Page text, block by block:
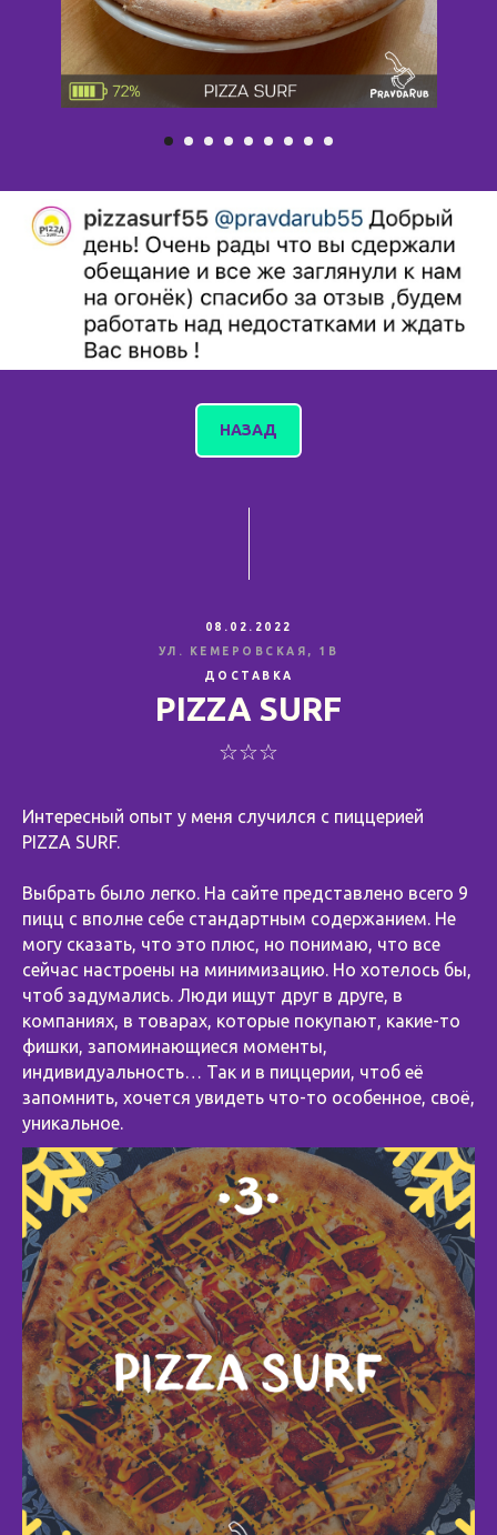
НАЗАД
08.02.2022
УЛ. КЕМЕРОВСКАЯ, 1В
ДОСТАВКА
PIZZA SURF
☆☆☆
Интересный опыт у меня случился с пиццерией
PIZZA SURF.
Выбрать было легко. На сайте представлено всего 9
пицц с вполне себе стандартным содержанием. Не
могу сказать, что это плюс, но понимаю, что все
сейчас настроены на минимизацию. Но хотелось бы,
чтоб задумались. Люди ищут друг в друге, в
компаниях, в товарах, которые покупают, какие-то
фишки, запоминающиеся моменты,
индивидуальность… Так и в пиццерии, чтоб её
запомнить, хочется увидеть что-то особенное, своё,
уникальное.